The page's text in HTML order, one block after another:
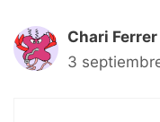
Chari Ferrer
3